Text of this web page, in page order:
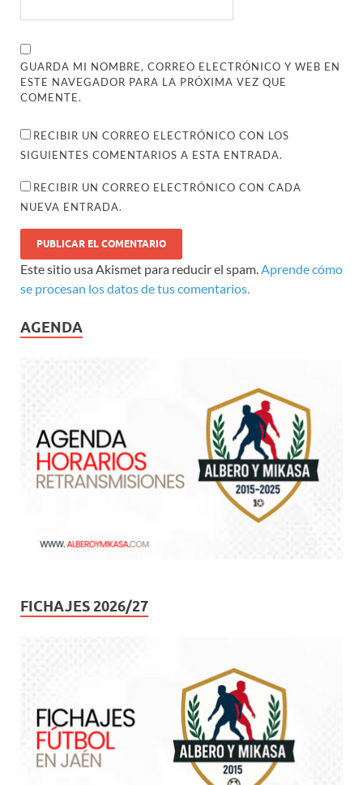
GUARDA MI NOMBRE, CORREO ELECTRÓNICO Y WEB EN
ESTE NAVEGADOR PARA LA PRÓXIMA VEZ QUE
COMENTE.
RECIBIR UN CORREO ELECTRÓNICO CON LOS
SIGUIENTES COMENTARIOS A ESTA ENTRADA.
RECIBIR UN CORREO ELECTRÓNICO CON CADA
NUEVA ENTRADA.
Este sitio usa Akismet para reducir el spam.Aprende cómo
se procesan los datos de tus comentarios.
AGENDA
FICHAJES 2026/27